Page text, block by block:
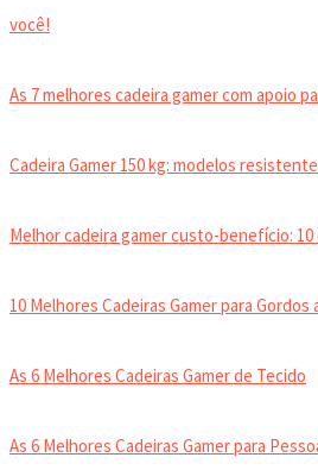
você!
As 7 melhores cadeira gamer com apoio
Cadeira Gamer 150 kg: modelos
Melhor cadeira gamer custo-benefício:
10 Melhores Cadeiras Gamer para
As 6 Melhores Cadeiras Gamer de Tecido
As 6 Melhores Cadeiras Gamer para